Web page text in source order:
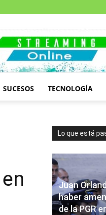
SUCESOS TECNOLOGÍA
Lo que está
Juan
haber
de la PGR